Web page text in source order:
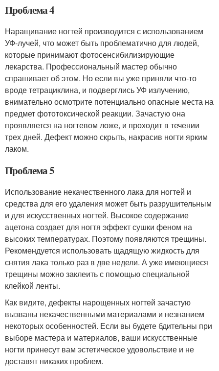
Проблема 4
Наращивание ногтей производится с использованием
УФ-лучей, что может быть проблематично для людей,
которые принимают фотосенсибилизирующие
лекарства. Профессиональный мастер обычно
спрашивает об этом. Но если вы уже приняли что-то
вроде тетрациклина, и подверглись УФ излучению,
внимательно осмотрите потенциально опасные места на
предмет фототоксической реакции. Зачастую она
проявляется на ногтевом ложе, и проходит в течении
трех дней. Дефект можно скрыть, накрасив ногти ярким
лаком.
Проблема 5
Использование некачественного лака для ногтей и
средства для его удаления может быть разрушительным
и для искусственных ногтей. Высокое содержание
ацетона создает для ногтя эффект сушки феном на
высоких температурах. Поэтому появляются трещины.
Рекомендуется использовать щадящую жидкость для
снятия лака только раз в две недели. А уже имеющиеся
трещины можно заклеить с помощью специальной
клейкой ленты.
Как видите, дефекты нарощенных ногтей зачастую
вызваны некачественными материалами и незнанием
некоторых особенностей. Если вы будете бдительны при
выборе мастера и материалов, ваши искусственные
ногти принесут вам эстетическое удовольствие и не
доставят никаких проблем.